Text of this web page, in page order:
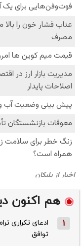
هم اکنون
1
ادعای تکراری
توافق